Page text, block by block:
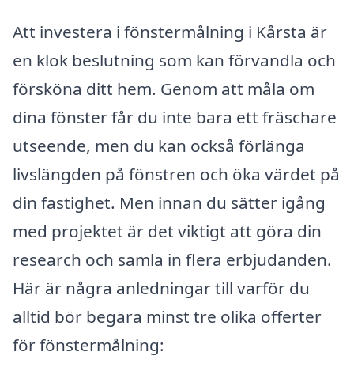
Att investera i fönstermålning i Kårsta är
en klok beslutning som kan förvandla och
försköna ditt hem. Genom att måla om
dina fönster får du inte bara ett fräschare
utseende, men du kan också förlänga
livslängden på fönstren och öka värdet på
din fastighet. Men innan du sätter igång
med projektet är det viktigt att göra din
research och samla in flera erbjudanden.
Här är några anledningar till varför du
alltid bör begära minst tre olika offerter
för fönstermålning: